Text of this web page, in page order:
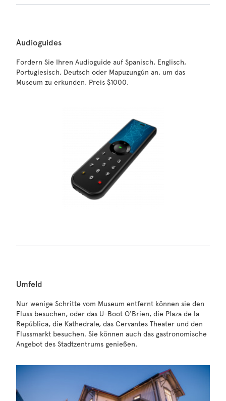
Audioguides
Fordern Sie Ihren Audioguide auf Spanisch, Englisch,
Portugiesisch, Deutsch oder Mapuzungún an, um das
Museum zu erkunden. Preis $1000.
Umfeld
Nur wenige Schritte vom Museum entfernt können sie den
Fluss besuchen, oder das U-Boot O'Brien, die Plaza de la
República, die Kathedrale, das Cervantes Theater und den
Flussmarkt besuchen. Sie können auch das gastronomische
Angebot des Stadtzentrums genießen.